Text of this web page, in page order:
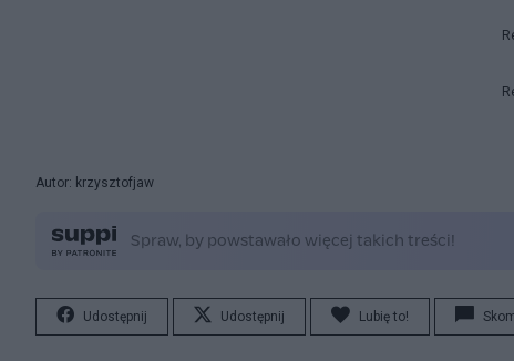
Autor: krzysztofjaw
Udostępnij Udostępnij Lubię to!